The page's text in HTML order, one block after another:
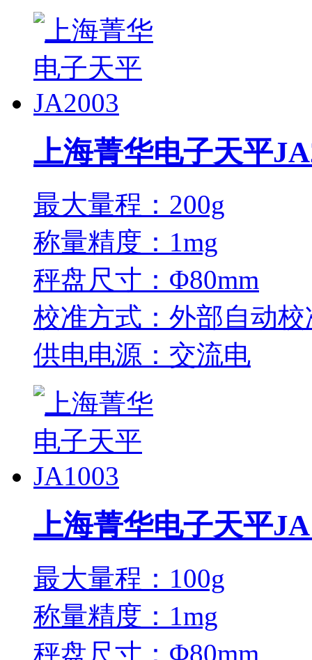
上海菁华电子天平
最大量程：200g
称量精度：1mg
秤盘尺寸：Φ80mm
校准方式：外部自动校
供电电源：交流电
上海菁华电子天平
最大量程：100g
称量精度：1mg
秤盘尺寸：Φ80mm